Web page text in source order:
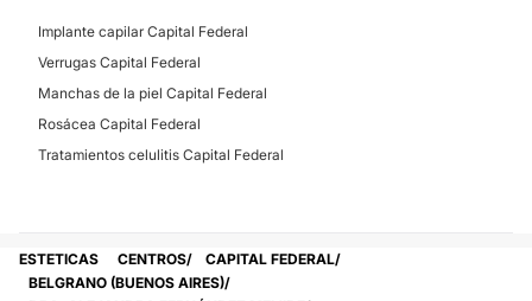
Implante capilar Capital Federal
Verrugas Capital Federal
Manchas de la piel Capital Federal
Rosácea Capital Federal
Tratamientos celulitis Capital Federal
ESTETICAS CENTROS
CAPITAL FEDERAL
BELGRANO (BUENOS AIRES)